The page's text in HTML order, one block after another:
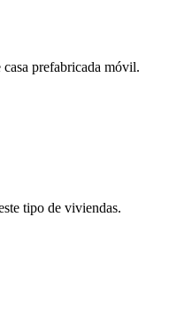
prefabricada móvil.
tipo de viviendas.